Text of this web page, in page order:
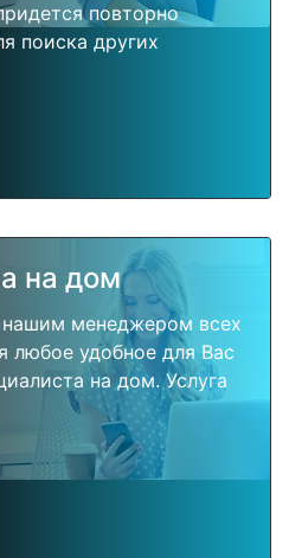
повторно
поиска других
на дом
менеджером всех
любое удобное для Вас
на дом. Услуга